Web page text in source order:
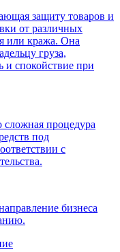
защиту товаров и
от различных
или кража. Она
груза,
и спокойствие при
процедура
под
с
бизнеса